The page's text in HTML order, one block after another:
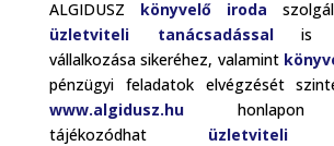
ALGIDUSZ könyvelő iroda
üzletviteli tanácsadássalis
vállalkozása sikeréhez, valamint
pénzügyi feladatok elvégzését
www.algidusz.huhonlapon
tájékozódhat üzletviteli